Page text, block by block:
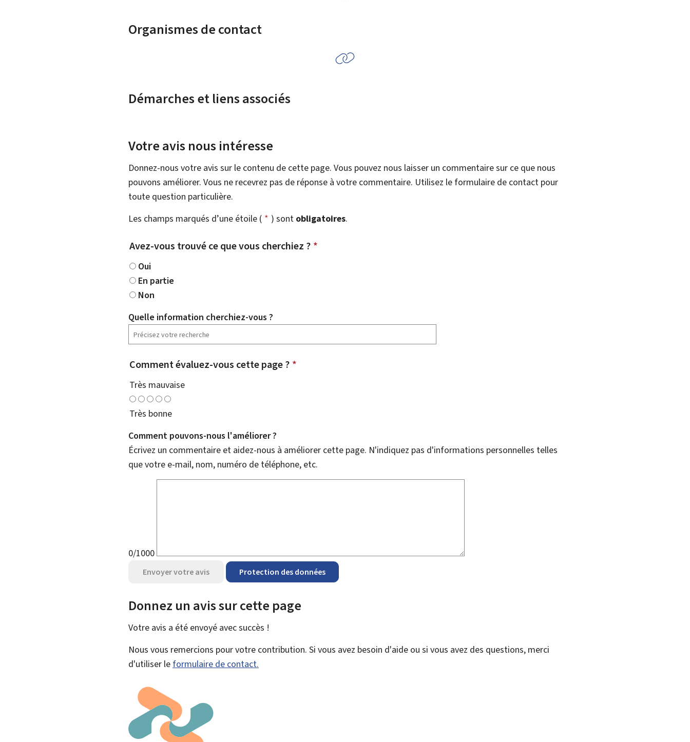
Organismes de contact
Démarches et liens associés
Votre avis nous intéresse
Donnez-nous votre avis sur le contenu de cette page. Vous pouvez nous laisser un commentaire sur ce que nous
pouvons améliorer. Vous ne recevrez pas de réponse à votre commentaire. Utilisez le formulaire de contact pour
toute question particulière.
Les champs marqués d’une étoile ( * ) sont obligatoires.
Avez-vous trouvé ce que vous cherchiez ? *
Oui
En partie
Non
Quelle information cherchiez-vous ?
Comment évaluez-vous cette page ? *
Très mauvaise
Très bonne
Comment pouvons-nous l'améliorer ?
Écrivez un commentaire et aidez-nous à améliorer cette page. N'indiquez pas d'informations personnelles telles
que votre e-mail, nom, numéro de téléphone, etc.
0/1000
Envoyer votre avis Protection des données
Donnez un avis sur cette page
Votre avis a été envoyé avecsuccès !
Nous vous remercions pour votre contribution. Si vous avez besoin d'aide ou si vous avez des questions, merci
d'utiliser le formulaire de contact.